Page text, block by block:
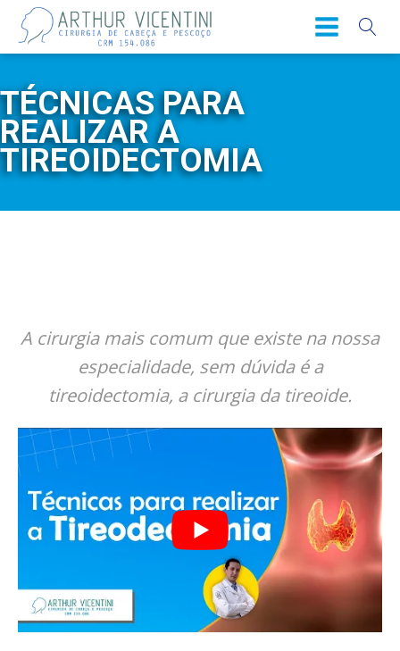
TÉCNICAS PARA
REALIZAR A
TIREOIDECTOMIA
A cirurgia mais comum que existe na nossa
especialidade, sem dúvida é a
tireoidectomia, a cirurgia da tireoide.